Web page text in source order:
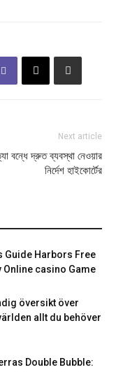
Next article
বন্ধে দ্রুত ব্যবস্থা নেওয়ার
নির্দেশ হাইকোর্টের
Guide Harbors Free
Online casino Game
översikt över
allt du behöver
Double Bubble: